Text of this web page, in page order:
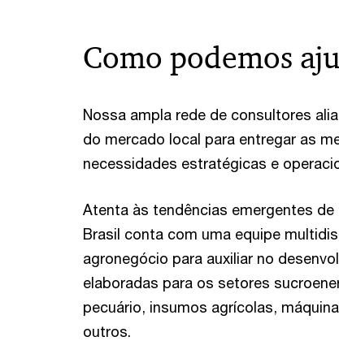
Como podemos
Nossa ampla rede de consultores
do mercado local para entregar as
necessidades estratégicas e
Atenta às tendências emergentes
Brasil conta com uma equipe
agronegócio para auxiliar no
elaboradas para os setores
pecuário, insumos agrícolas,
outros.